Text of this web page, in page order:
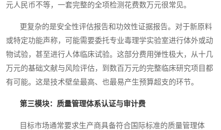
元人民币不等，一套完整的全项检测花费数万元很常见。
更复杂的是安全性评估报告和功效性证据报告。对于新原料
或特定功能声称，可能需要委托专业毒理学实验室进行体外或动
物试验，甚至进行人体临床试验。这部分费用弹性极大，从十几
万元的基础文献与风险评估，到数百万元的完整临床研究项目都
有可能。这是技术壁垒最高、也最易产生预算超支的环节。
第三模块：质量管理体系认证与审计费
目标市场通常要求生产商具备符合国际标准的质量管理体